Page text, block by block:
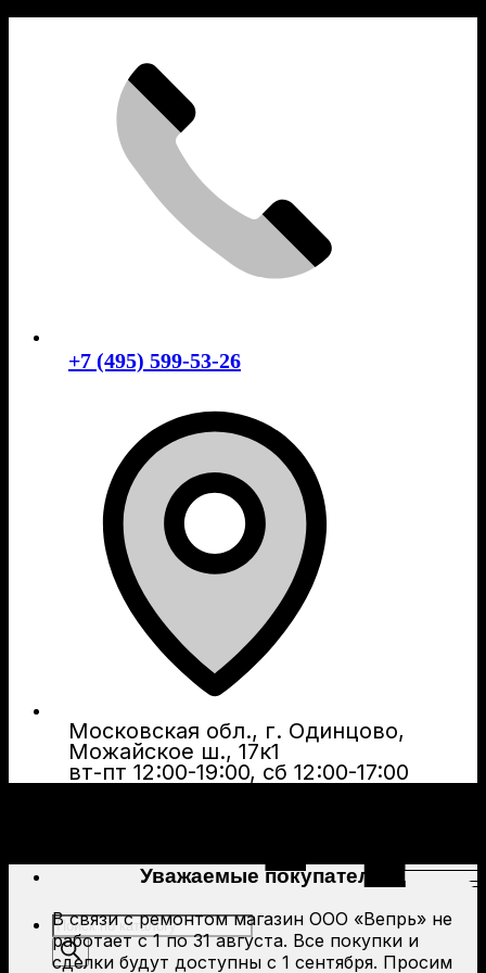
+7 (495) 599-53-26
Московская обл., г. Одинцово,
Можайское ш., 17к1
вт-пт 12:00-19:00, сб 12:00-17:00
Поиск
товаров
Уважаемые покупатели!
В связи с ремонтом магазин ООО «Вепрь» не
работает с 1 по 31 августа. Все покупки и
сделки будут доступны с 1 сентября. Просим